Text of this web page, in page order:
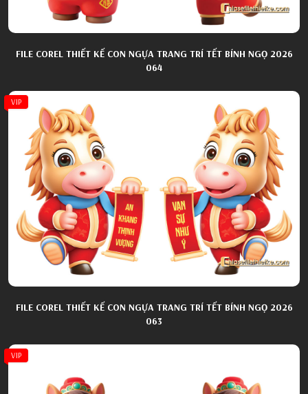
FILE COREL THIẾT KẾ CON NGỰA TRANG TRÍ TẾT BÍNH NGỌ 2026
064
VIP
FILE COREL THIẾT KẾ CON NGỰA TRANG TRÍ TẾT BÍNH NGỌ 2026
063
VIP